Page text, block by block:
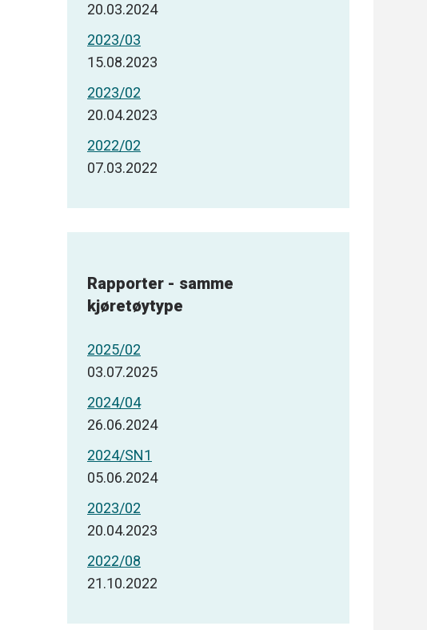
20.03.2024
2023/03
15.08.2023
2023/02
20.04.2023
2022/02
07.03.2022
Rapporter - samme
kjøretøytype
2025/02
03.07.2025
2024/04
26.06.2024
2024/SN1
05.06.2024
2023/02
20.04.2023
2022/08
21.10.2022